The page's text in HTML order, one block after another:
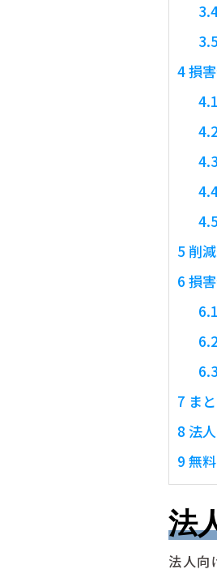
3.5
4損
4.1
4.2
4.3
4.5
5 削
6 損
6.1
6.2
6.3
7 ま
8 法
9 無
法
法人向